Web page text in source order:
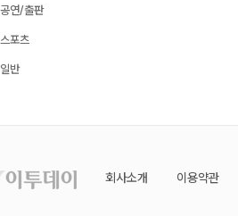
공연/출판
스포츠
일반
회사소개 이용약관